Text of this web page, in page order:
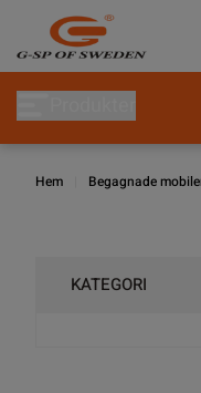
Hoppa till innehållet
Hem Begagnade
KATEGORI